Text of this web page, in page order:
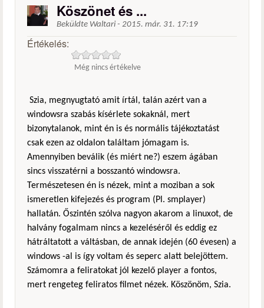
Köszönet és ...
Beküldte Waltari - 2015. már. 31. 17:19
Értékelés:
Még nincs értékelve
Szia, megnyugtató amit írtál, talán azért van a
windowsra szabás kísérlete sokaknál, mert
bizonytalanok, mint én is és normális tájékoztatást
csak ezen az oldalon találtam jómagam is.
Amennyiben beválik (és miért ne?) eszem ágában
sincs visszatérni a bosszantó windowsra.
Természetesen én is nézek, mint a moziban a sok
ismeretlen kifejezés és program (Pl. smplayer)
hallatán. Őszintén szólva nagyon akarom a linuxot, de
halvány fogalmam nincs a kezeléséről és eddig ez
hátráltatott a váltásban, de annak idején (60 évesen) a
windows -al is így voltam és seperc alatt belejöttem.
Számomra a feliratokat jól kezelő player a fontos,
mert rengeteg feliratos filmet nézek. Köszönöm, Szia.